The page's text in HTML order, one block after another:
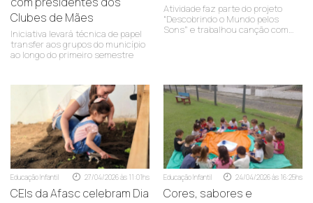
Clubes de Mães
Iniciativa levará técnica de papel
transfer aos grupos do município
ao longo do primeiro semestre
Atividade faz parte do projeto
“Descobrindo o Mundo pelos
Sons” e trabalhou canção com
Educação Infantil 27/04/2026 às 11:01hs
CEIs da Afasc celebram Dia
Educação Infantil 24/04/2026 às 16:25hs
Cores, sabores e